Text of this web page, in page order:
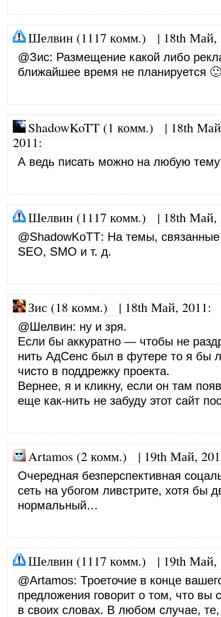
Шелвин (1117 комм.) | 18th Май,
@Зис: Размещение какой либо
ближайшее время не планируется 🙂
ShadowKoTT (1 комм.) | 18th
2011:
А ведь писать можно на любую
Шелвин (1117 комм.) | 18th Май,
@ShadowKoTT: На темы,
SEO, SMO и т. д.
Зис (18 комм.) | 18th Май, 2011:
@Шелвин: ну и зря.
Если бы аккуратно — чтобы не
нить АдСенс был в футере то я бы
чисто в поддрежку проекта.
Вернее, я и кликну, если он там
еще как-нить не забуду этот сайт
Artamos (2 комм.) | 19th Май,
Очередная безперспективная
сеть на убогом ливстрите, хотя бы
нормальный…
Шелвин (1117 комм.) | 19th Май,
@Artamos: Троеточие в конце
предложения говорит о том, что вы
в своих словах. В любом случае,